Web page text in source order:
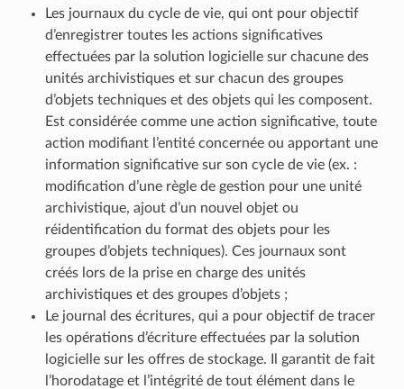
Les journaux du cycle de vie, qui ont pour objectif
d’enregistrer toutes les actions significatives
effectuées par la solution logicielle sur chacune des
unités archivistiques et sur chacun des groupes
d’objets techniques et des objets qui les composent.
Est considérée comme une action significative, toute
action modifiant l’entité concernée ou apportant une
information significative sur son cycle de vie (ex. :
modification d’une règle de gestion pour une unité
archivistique, ajout d’un nouvel objet ou
réidentification du format des objets pour les
groupes d’objets techniques). Ces journaux sont
créés lors de la prise en charge des unités
archivistiques et des groupes d’objets ;
Le journal des écritures, qui a pour objectif de tracer
les opérations d’écriture effectuées par la solution
logicielle sur les offres de stockage. Il garantit de fait
l’horodatage et l’intégrité de tout élément dans le